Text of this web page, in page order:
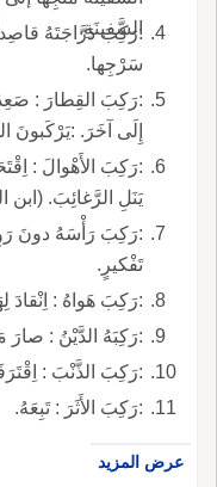
السَّفينَةِ.
:رَكِبَ دَرَّاجَتَهُ
سَرْجِها.
:رَكِبَ القِطارَ :
إِلَى آخَرَ. :يَرْكَبونَ
:رَكِبَ الأَهْوالَ :
يَنَلِ الرَّغائِبَ. (ابن
:رَكِبَ رَأْسَهُ دونَ
تَفْكيرٍ.
:رَكِبَ هَواهُ : اِنْقادَ
:رَكِبَهُ الدَّيْنُ : صارَ
:رَكِبَ الذَّنْبَ :
:رَكِبَ الأَثَرَ : تَبِعَهُ.
عرض المزيد